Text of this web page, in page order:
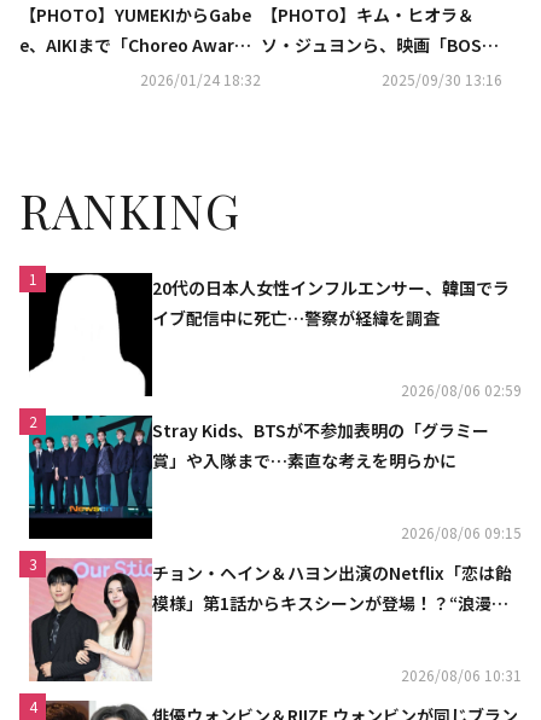
【PHOTO】YUMEKIからGabe
e、AIKIまで「Choreo Awards
2025」レッドカーペットイベン
2026/01/24 18:32
【PHOTO】キム・ヒオラ＆
ソ・ジュヨンら、映画「BOSS
／ボス」VIP試写会に出席
2025/09/30 13:16
RANKING
1
20代の日本人女性インフルエンサー、韓国でラ
イブ配信中に死亡…警察が経緯を調査
2026/08/06 02:59
2
Stray Kids、BTSが不参加表明の「グラミー
賞」や入隊まで…素直な考えを明らかに
2026/08/06 09:15
3
チョン・ヘイン＆ハヨン出演のNetflix「恋は飴
模様」第1話からキスシーンが登場！？“浪漫と
2026/08/06 10:31
4
俳優ウォンビン＆RIIZE ウォンビンが同じブラン